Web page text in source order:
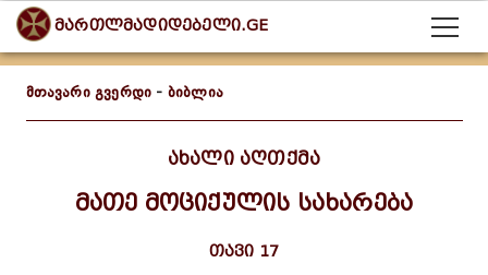
მართლმადიდებელი.GE
მთავარი გვერდი - ბიბლია
ახალი აღთქმა
მათე მოციქულის სახარება
თავი 17